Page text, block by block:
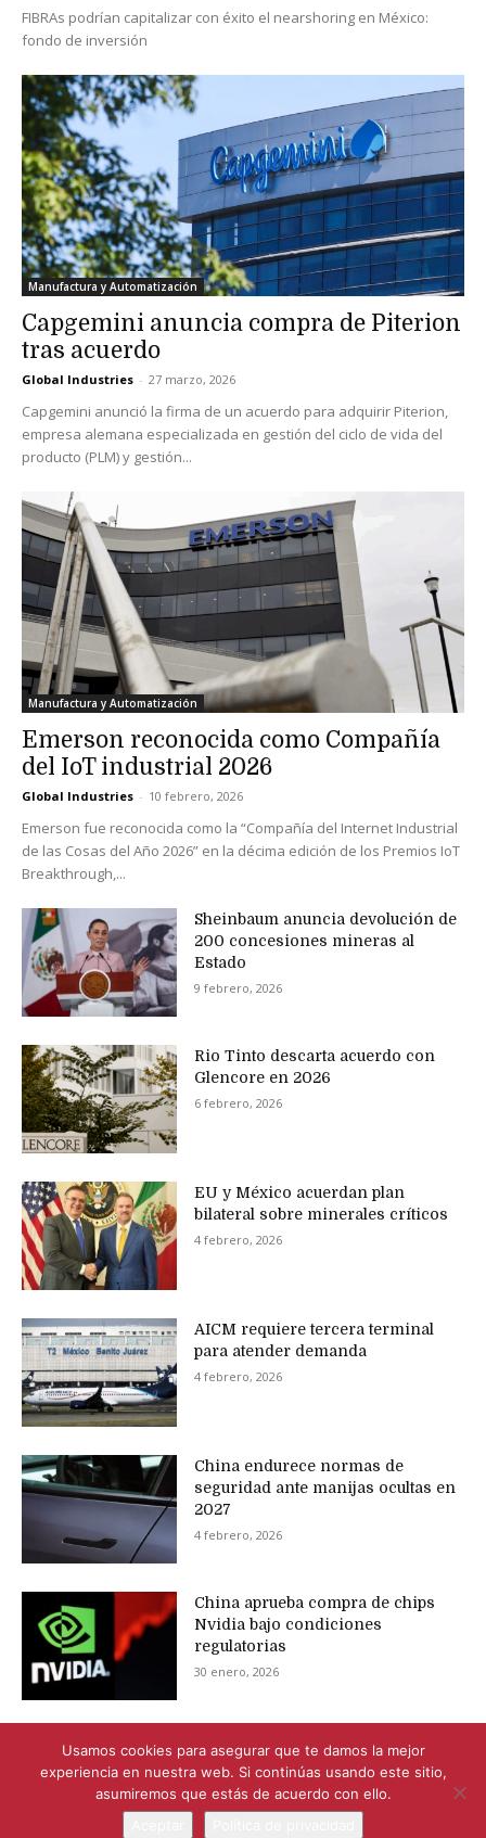
FIBRAs podrían capitalizar con éxito el nearshoring en México:
fondo de inversión
Manufactura y Automatización
Capgemini anuncia compra de Piterion
tras acuerdo
Global Industries - 27 marzo, 2026
Capgemini anunció la firma de un acuerdo para adquirir Piterion,
empresa alemana especializada en gestión del ciclo de vida del
producto (PLM) y gestión...
Manufactura y Automatización
Emerson reconocida como Compañía
del IoT industrial 2026
Global Industries - 10 febrero, 2026
Emerson fue reconocida como la “Compañía del Internet Industrial
de las Cosas del Año 2026” en la décima edición de los Premios IoT
Breakthrough,...
Sheinbaum anuncia devolución de
200 concesiones mineras al
Estado
9 febrero, 2026
Rio Tinto descarta acuerdo con
Glencore en 2026
6 febrero, 2026
EU y México acuerdan plan
bilateral sobre minerales críticos
4 febrero, 2026
AICM requiere tercera terminal
para atender demanda
4 febrero, 2026
China endurece normas de
seguridad ante manijas ocultas en
2027
4 febrero, 2026
China aprueba compra de chips
Nvidia bajo condiciones
regulatorias
30 enero, 2026
© Newspaper WordPress Theme by TagDiv
Usamos cookies para asegurar que te damos la mejor
experiencia en nuestra web. Si continúas usando este sitio,
asumiremos que estás de acuerdo con ello.